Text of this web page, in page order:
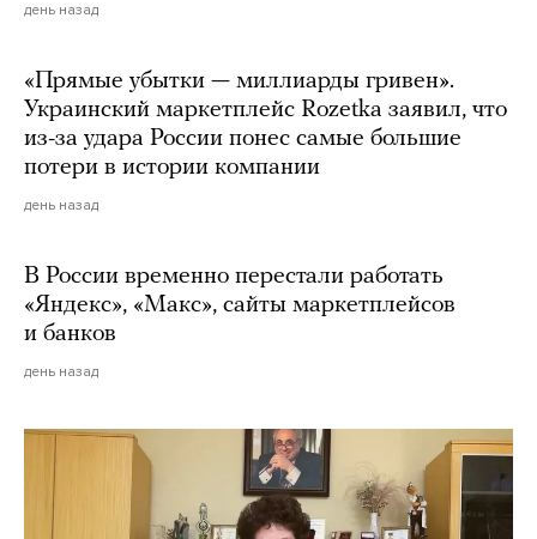
день назад
«Прямые убытки — миллиарды гривен».
Украинский маркетплейс Rozetka заявил, что
из-за удара России понес самые большие
потери в истории компании
день назад
В России временно перестали работать
«Яндекс», «Макс», сайты маркетплейсов
и банков
день назад